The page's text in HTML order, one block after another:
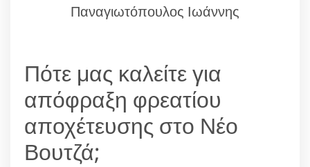
Παναγιωτόπουλος Ιωάννης
Πότε μας καλείτε για
απόφραξη φρεατίου
αποχέτευσης στο Νέο
Βουτζά;